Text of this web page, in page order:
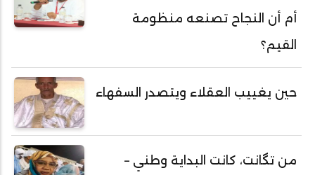
أم أن النجاح تصنعه منظومة
القيم؟
حين يغييب العقلاء ويتصدر السفهاء
من تگانت، كانت البداية وطني –